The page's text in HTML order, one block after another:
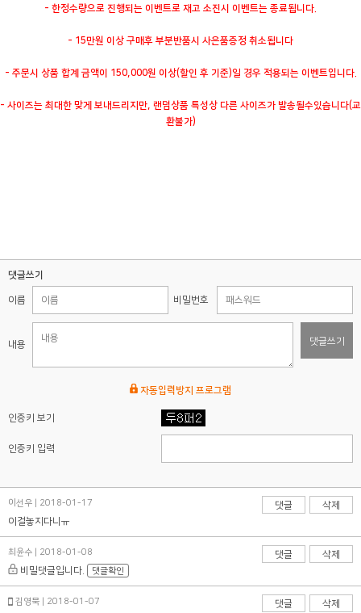
- 한정수량으로 진행되는 이벤트로 재고 소진시 이벤트는 종료됩니다.
- 15만원 이상 구매후 부분반품시 사은품증정 취소됩니다
- 주문시 상품 합계 금액이 150,000원 이상(할인 후 기준)일 경우 적용되는 이벤트입니다.
- 사이즈는 최대한 맞게 보내드리지만, 랜덤상품 특성상 다른 사이즈가 발송될수있습니다(교
환불가)
댓글쓰기
이름 비밀번호
내용 댓글쓰기
자동입력방지 프로그램
인증키 보기
인증키 입력
이선우 | 2018-01-17 삭제
댓글
이걸놓지다니ㅠ
최윤수 | 2018-01-08 삭제
댓글
비밀댓글입니다.
댓글확인
김영묵 | 2018-01-07 삭제
댓글